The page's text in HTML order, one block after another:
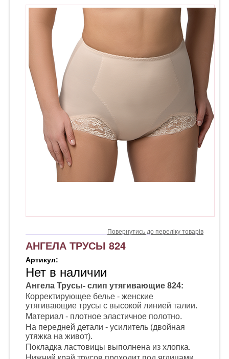
Повернутись до переліку товарів
АНГЕЛА ТРУСЫ 824
Артикул:
Нет в наличии
Ангела Трусы- слип утягивающие 824:
Корректирующее белье - женские
утягивающие трусы с высокой линией талии.
Материал - плотное эластичное полотно.
На передней детали - усилитель (двойная
утяжка на живот).
Покладка ластовицы выполнена из хлопка.